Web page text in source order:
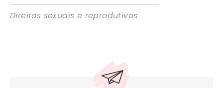
Direitos sexuais e reprodutivos